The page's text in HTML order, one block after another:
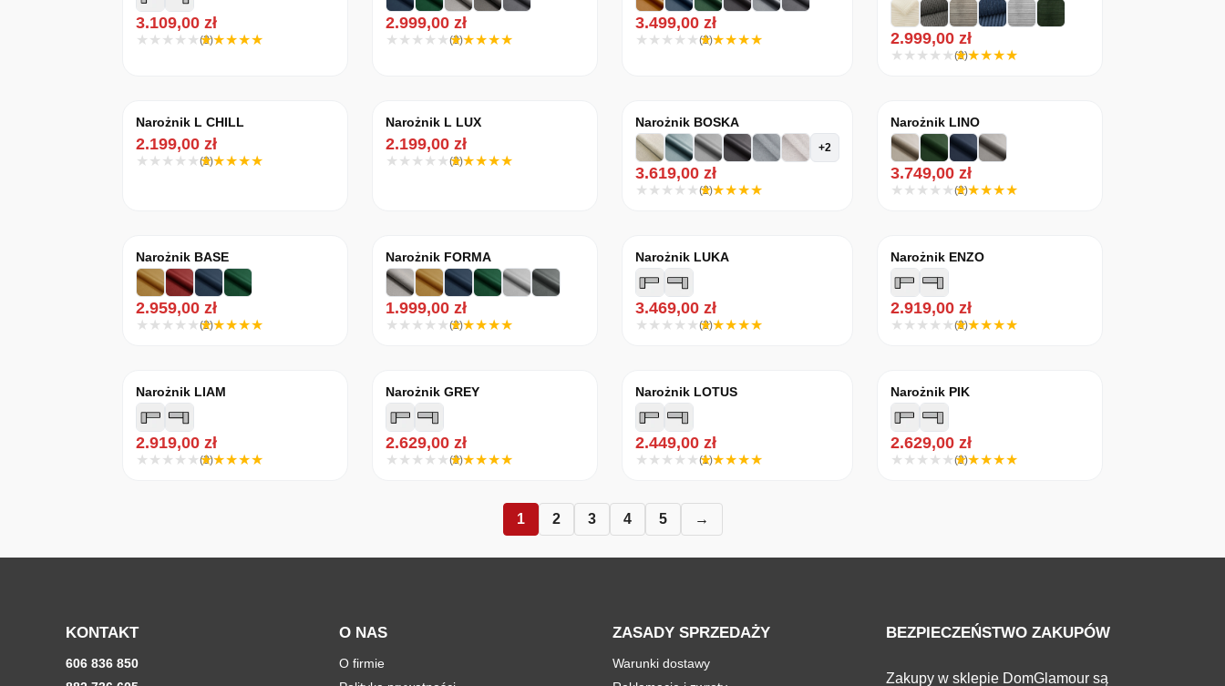
3.109,00zł
(3)
2.999,00zł
(3)
3.499,00 zł
(3) 2.999,00 zł
(3)
Narożnik L CHILL
2.199,00zł
(3)
Narożnik L LUX
2.199,00zł
(3)
Narożnik BOSKA
+2
3.619,00 zł
(2)
Narożnik LINO
3.749,00 zł
(2)
Narożnik BASE
2.959,00zł
(2)
Narożnik FORMA
1.999,00zł
(2)
Narożnik LUKA
3.469,00 zł
(3)
Narożnik ENZO
2.919,00 zł
(3)
Narożnik LIAM
2.919,00zł
(3)
Narożnik GREY
2.629,00zł
(3)
Narożnik LOTUS
2.449,00 zł
(1)
Narożnik PIK
2.629,00 zł
(3)
1 2 3 4 5 →
KONTAKT
606 836 850
O NAS
O firmie
ZASADY SPRZEDAŻY
Warunki dostawy
BEZPIECZEŃSTWO ZAKUPÓW
Zakupy w sklepie DomGlamour są